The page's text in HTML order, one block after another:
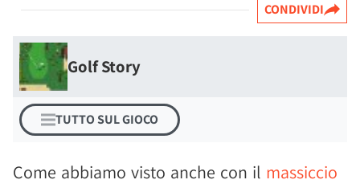
CONDIVIDI
Golf Story
TUTTO SUL GIOCO
Come abbiamo visto anche con il massiccio